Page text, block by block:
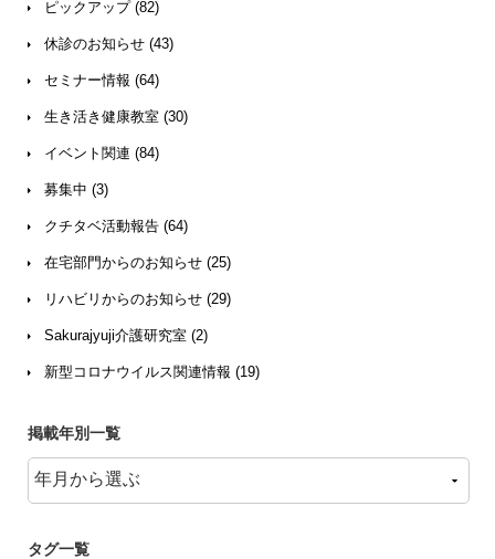
ピックアップ (82)
休診のお知らせ (43)
セミナー情報 (64)
生き活き健康教室 (30)
イベント関連 (84)
募集中 (3)
クチタベ活動報告 (64)
在宅部門からのお知らせ (25)
リハビリからのお知らせ (29)
Sakurajyuji介護研究室 (2)
新型コロナウイルス関連情報 (19)
掲載年別一覧
タグ一覧